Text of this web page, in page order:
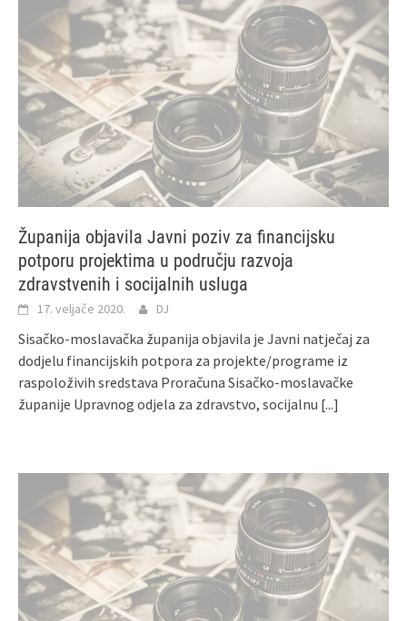
Županija objavila Javni poziv za financijsku
potporu projektima u području razvoja
zdravstvenih i socijalnih usluga
17. veljače 2020. DJ
Sisačko-moslavačka županija objavila je Javni natječaj za
dodjelu financijskih potpora za projekte/programe iz
raspoloživih sredstava Proračuna Sisačko-moslavačke
županije Upravnog odjela za zdravstvo, socijalnu [...]